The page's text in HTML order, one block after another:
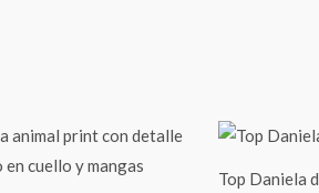
Top Daniela